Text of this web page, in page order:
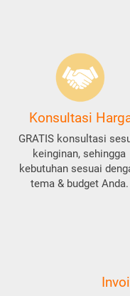
Konsultasi
GRATIS konsultasi
keinginan, sehingga
kebutuhan sesuai
tema & budget Anda.